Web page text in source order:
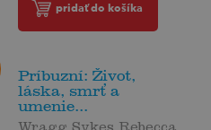
pridať do košíka
Príbuzní: Život,
láska, smrť a
umenie...
Wragg Sykes Rebecca